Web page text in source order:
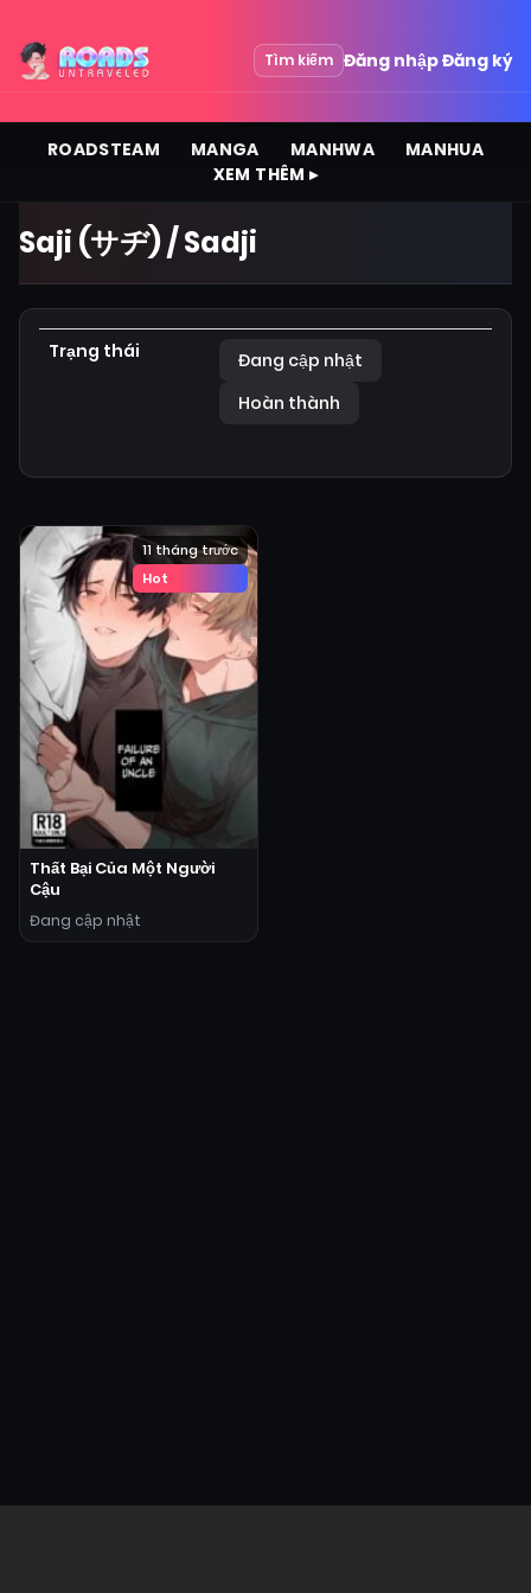
Tìm kiếm Đăng nhậpĐăng ký
ROADSTEAM MANGA MANHWA
MANHUA
XEM THÊM ▸
Saji (サヂ) / Sadji
Trạng thái
Đang cập nhật
Hoàn thành
11 tháng trước
Hot
Thất Bại Của Một Người
Cậu
Đang cập nhật